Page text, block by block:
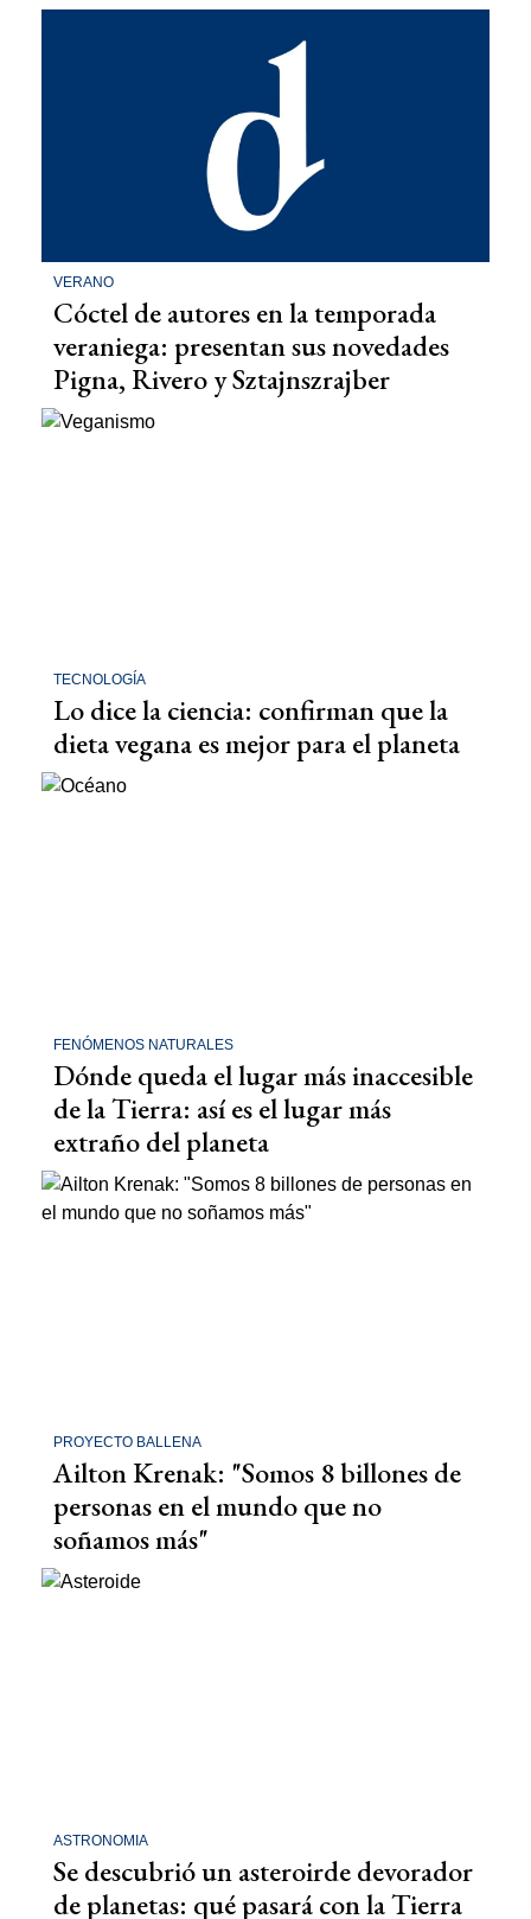
VERANO
Cóctel de autores en la temporada
veraniega: presentan sus novedades
Pigna, Rivero y Sztajnszrajber
TECNOLOGÍA
Lo dice la ciencia: confirman que la
dieta vegana es mejor para el planeta
FENÓMENOS NATURALES
Dónde queda el lugar más inaccesible
de la Tierra: así es el lugar más
extraño del planeta
PROYECTO BALLENA
Ailton Krenak: "Somos 8 billones de
personas en el mundo que no
soñamos más"
ASTRONOMIA
Se descubrió un asteroirde devorador
de planetas: qué pasará con la Tierra